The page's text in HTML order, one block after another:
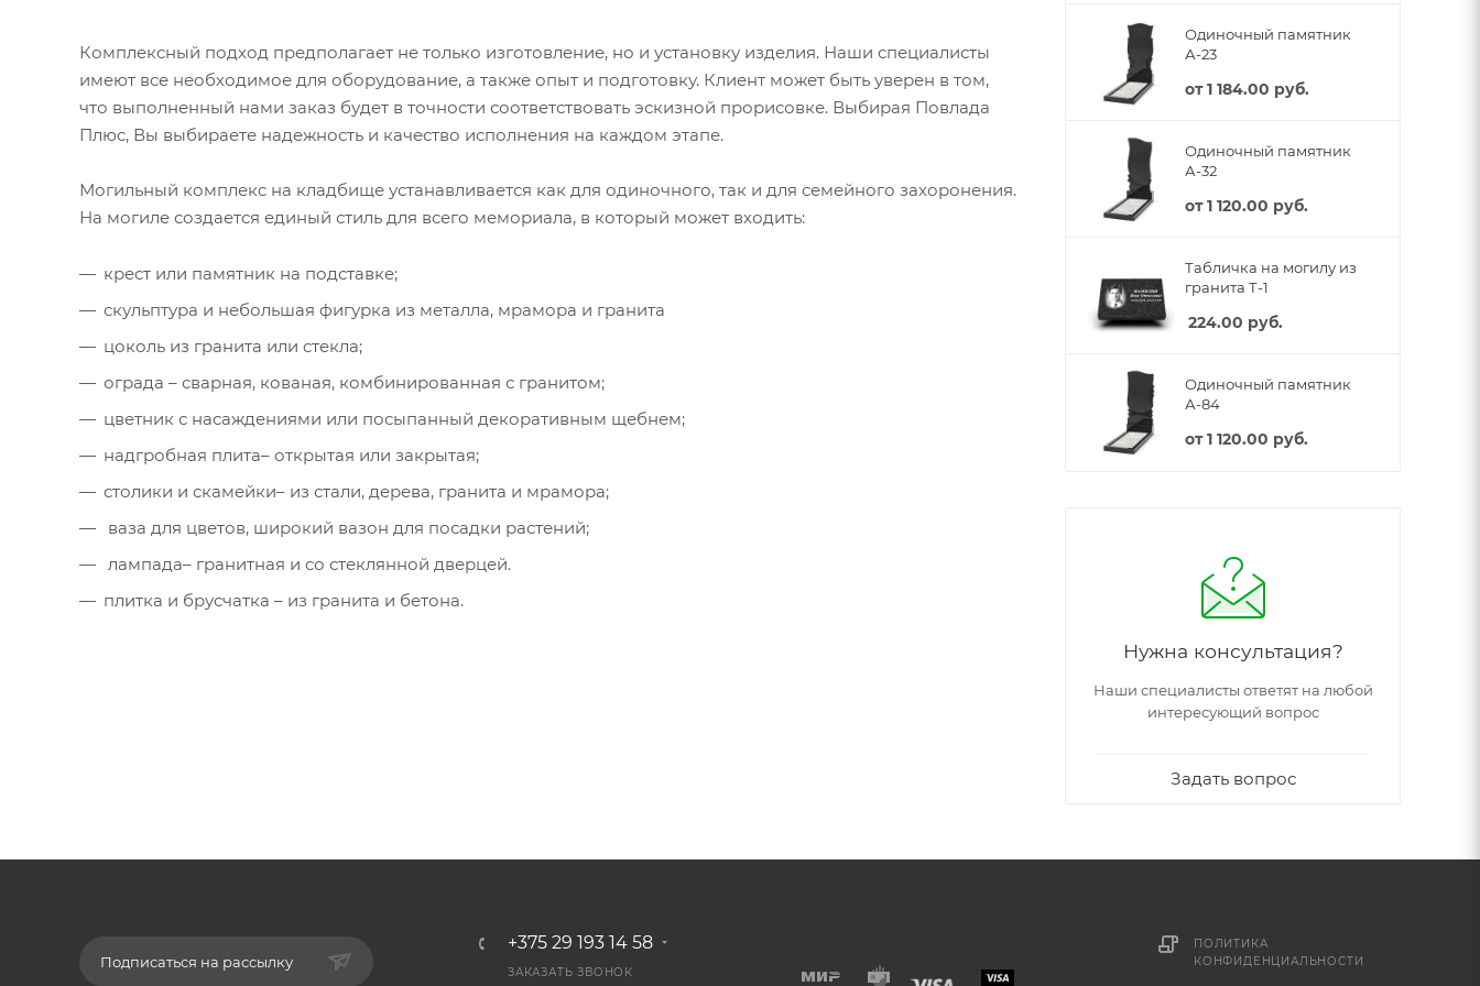
Комплексный подход предполагает не только изготовление, но и установку изделия. Наши специалисты
имеют все необходимое для оборудование, а также опыт и подготовку. Клиент может быть уверен в том,
что выполненный нами заказ будет в точности соответствовать эскизной прорисовке. Выбирая Повлада
Плюс, Вы выбираете надежность и качество исполнения на каждом этапе.
Могильный комплекс на кладбище устанавливается как для одиночного, так и для семейного захоронения.
На могиле создается единый стиль для всего мемориала, в который может входить:
крест или памятник на подставке;
скульптура и небольшая фигурка из металла, мрамора и гранита
цоколь из гранита или стекла;
ограда – сварная, кованая, комбинированная с гранитом;
цветник с насаждениями или посыпанный декоративным щебнем;
надгробная плита– открытая или закрытая;
столики и скамейки– из стали, дерева, гранита и мрамора;
ваза для цветов, широкий вазон для посадки растений;
лампада– гранитная и со стеклянной дверцей.
плитка и брусчатка – из гранита и бетона.
Одиночный памятник
А-23
от1 184.00 руб.
Одиночный памятник
А-32
от1 120.00 руб.
Табличка на могилу из
гранита Т-1
224.00 руб.
Одиночный памятник
А-84
от1 120.00 руб.
Нужна консультация?
Наши специалисты ответят на любой
интересующий вопрос
Задать вопрос
Подписаться на рассылку
+375 29 193 14 58
ЗАКАЗАТЬ ЗВОНОК
ПОЛИТИКА
КОНФИДЕНЦИАЛЬНОСТИ